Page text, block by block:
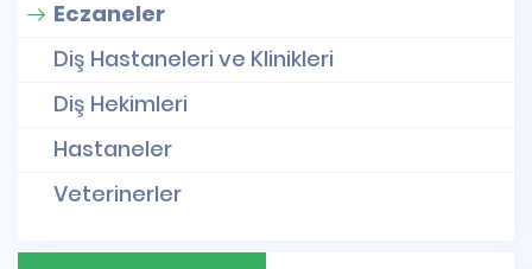
Eczaneler
Diş Hastaneleri ve Klinikleri
Diş Hekimleri
Hastaneler
Veterinerler